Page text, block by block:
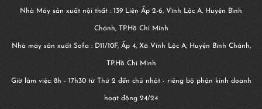
Nhà Máy sản xuất nội thất : 139 Liên Ấp 2-6, Vĩnh Lộc A, Huyện Bình
Chánh, TP.Hồ Chí Minh
Nhà máy sản xuất Sofa : D11/10F, Ấp 4, Xã Vĩnh Lộc A, Huyện Bình Chánh,
TP.Hồ Chí Minh
Giờ làm việc: 8h - 17h30 từ Thứ 2 đến chủ nhật - riêng bộ phận kinh doanh
hoạt động 24/24